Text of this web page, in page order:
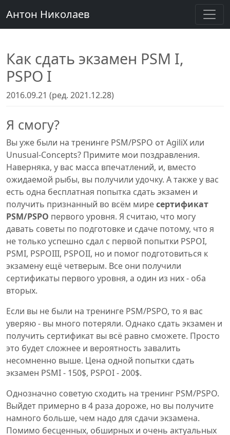
Антон Николаев
Как сдать экзамен PSM I,
PSPO I
2016.09.21 (ред. 2021.12.28)
Я смогу?
Вы уже были на тренинге PSM/PSPO от AgiliX или
Unusual-Concepts? Примите мои поздравления.
Наверняка, у вас масса впечатлений, и, вместо
ожидаемой рыбы, вы получили удочку. А также у вас
есть одна бесплатная попытка сдать экзамен и
получить признанный во всём миресертификат
PSM/PSPO первого уровня. Я считаю, что могу
давать советы по подготовке и сдаче потому, что я
не только успешно сдал с первой попытки PSPOI,
PSMI, PSPOIII, PSPOII, но и помог подготовиться к
экзамену ещё четверым. Все они получили
сертификаты первого уровня, а один из них - оба
вторых.
Если вы не были на тренинге PSM/PSPO, то я вас
уверяю - вы много потеряли. Однако сдать экзамен и
получить сертификат вы всё равно сможете. Просто
это будет сложнее и вероятность завалить
несомненно выше. Цена одной попытки сдать
экзамен PSMI - 150$, PSPOI - 200$.
Однозначно советую сходить на тренинг PSM/PSPO.
Выйдет примерно в 4 раза дороже, но вы получите
намного больше, чем надо для сдачи экзамена.
Помимо бесценных, обширных и очень актуальных